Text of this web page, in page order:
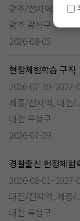
'
광주/전지역, 전남/
광주 광산구
2026-08-05
현장체험학습 구직
2026-07-30~2027-
세종/전지역, 대전/
대전 유성구
2026-07-29
경찰출신 현장체험
2026-08-01~2027-
대전/전지역, 세종/
대전 유성구